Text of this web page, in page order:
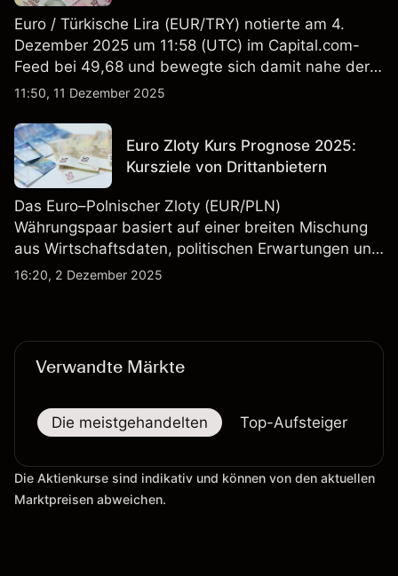
Euro / Türkische Lira (EUR/TRY) notierte am 4.
Dezember 2025 um 11:58 (UTC) im Capital.com-
Feed bei 49,68 und bewegte sich damit nahe der
Obergrenze seiner Intraday-Spanne zwischen
Vergangenheit ist kein verlässlicher Indikator für
zukünftige Ergebnisse.
11:50, 11 Dezember 2025
Euro Zloty Kurs Prognose 2025:
Kursziele von Drittanbietern
Das Euro–Polnischer Zloty (EUR/PLN)
Währungspaar basiert auf einer breiten Mischung
aus Wirtschaftsdaten, politischen Erwartungen und
sich wandelnden Marktbedingungen, was es zu
16:20, 2 Dezember 2025
Verwandte Märkte
Die meistgehandelten Top-Aufsteiger
Die Aktienkurse sind indikativ und können von den aktuellen
Marktpreisen abweichen.